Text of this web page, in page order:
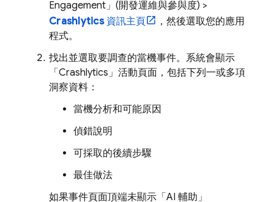
Engagement」(開發運維與參與度) >
Crashlytics資訊主頁
，然後選取您的應用
程式。
找出並選取要調查的當機事件。系統會顯示
「 Crashlytics」活動頁面，包括下列一或多項
洞察資料：
當機分析和可能原因
偵錯說明
可採取的後續步驟
最佳做法
如果事件頁面頂端未顯示「AI 輔助」